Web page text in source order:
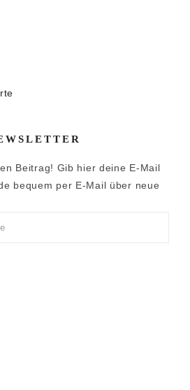
Beitrag! Gib hier deine E-Mail
bequem per E-Mail über neue